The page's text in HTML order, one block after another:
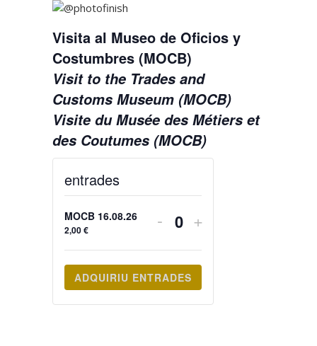
Visita al Museo de Oficios y
Costumbres (MOCB)
Visit to the Trades and
Customs Museum (MOCB)
Visite du Musée des Métiers et
des Coutumes (MOCB)
entrades
MOCB 16.08.26
2,00€ DECREASE
TICKET
QUANTITY
FOR
MOCB
16.08.26
- Quantity
INCREASE
QUANTITY
FOR
MOCB
16.08.26
+
ADQUIRIU ENTRADES